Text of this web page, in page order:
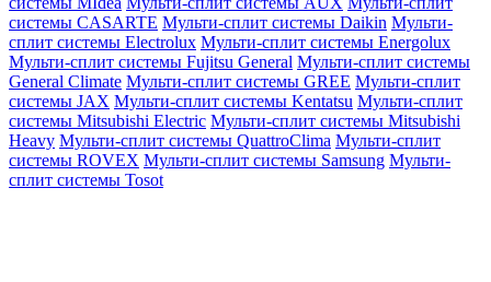
системы CASARTE Мульти-сплит системы Daikin Мульти-
сплит системы Electrolux Мульти-сплит системы Energolux
Мульти-сплит системы Fujitsu General Мульти-сплит системы
General Climate Мульти-сплит системы GREE Мульти-сплит
системы JAX Мульти-сплит системы Kentatsu Мульти-сплит
системы Mitsubishi Electric Мульти-сплит системы Mitsubishi
Heavy Мульти-сплит системы QuattroClima Мульти-сплит
системы ROVEX Мульти-сплит системы Samsung Мульти-
сплит системы Tosot